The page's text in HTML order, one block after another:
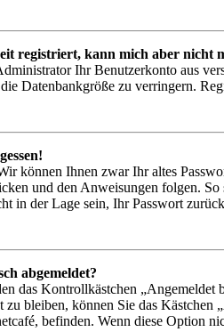
registriert, kann mich aber nicht
Ihr Benutzerkonto aus
Datenbankgröße zu verringern.
können Ihnen zwar Ihr altes
und den Anweisungen folgen.
in der Lage sein, Ihr Passwort
abgemeldet?
das Kontrollkästchen
zu bleiben, können Sie das
befinden. Wenn diese Option